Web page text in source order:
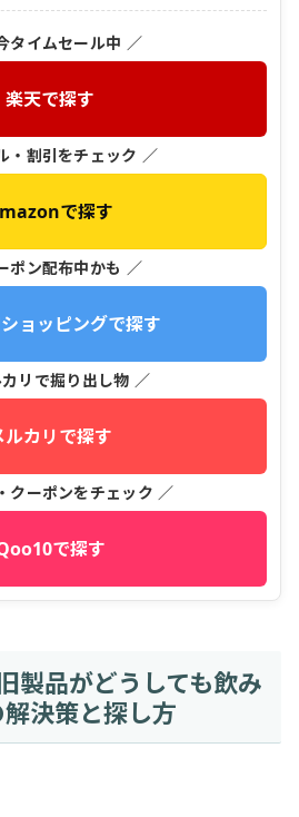
タイムセール中 ／
楽天で探す
・割引をチェック ／
で探す
ポン配布中かも ／
ョッピングで探す
リで掘り出し物 ／
ルカリで探す
クーポンをチェック ／
で探す
製品がどうしても飲み
決策と探し方